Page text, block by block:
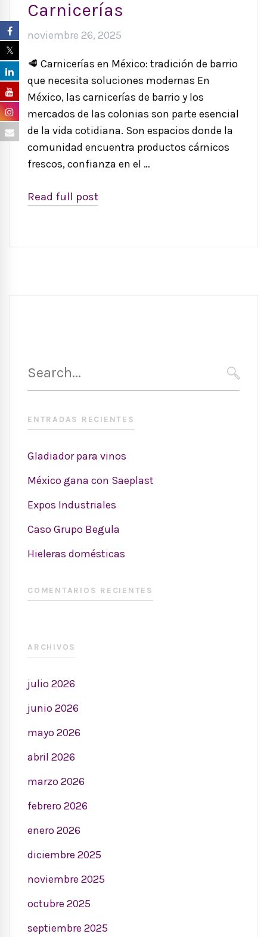
Carnicerías
noviembre 26, 2025
🥩 Carnicerías en México: tradición de barrio
que necesita soluciones modernas En
México, las carnicerías de barrio y los
mercados de las colonias son parte esencial
de la vida cotidiana. Son espacios donde la
comunidad encuentra productos cárnicos
frescos, confianza en el …
Read full post
for:
ENTRADAS RECIENTES
Gladiador para vinos
México gana con Saeplast
Expos Industriales
Caso Grupo Begula
Hieleras domésticas
COMENTARIOS RECIENTES
ARCHIVOS
julio 2026
junio 2026
mayo 2026
abril 2026
marzo 2026
febrero 2026
enero 2026
diciembre 2025
noviembre 2025
octubre 2025
septiembre 2025